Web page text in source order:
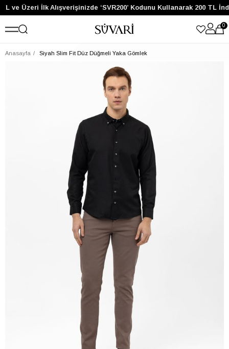
ve Üzeri İlk Alışverişinizde ‘SVR200’ Kodunu Kullanarak 200 TL
0
Anasayfa Siyah Slim Fit Düz Düğmeli Yaka Gömlek